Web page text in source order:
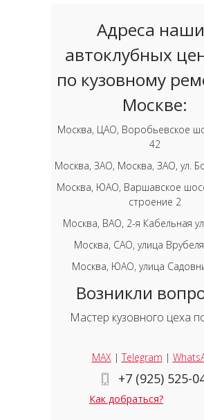
Адреса
автоклубных
по кузовному
Москве:
Москва, ЦАО, Воробьевское
42
Москва, ЗАО, Москва, ЗАО, ул.
Москва, ЮАО, Варшавское
строение 2
Москва, ВАО, 2-я Кабельная
Москва, САО, улица
Москва, ЮАО, улица
Возникли
Мастер кузовного цеха
MAX|Telegram |
+7 (925) 525-
Как добраться?